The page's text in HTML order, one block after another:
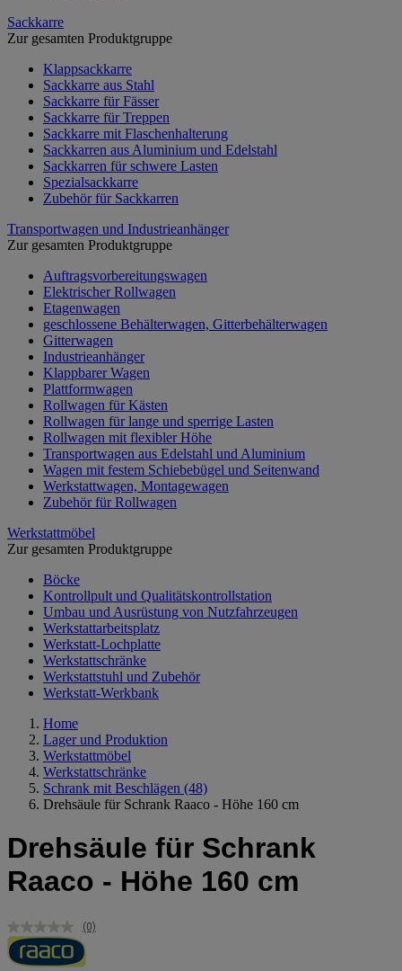
Sackkarre
Zur gesamten Produktgruppe
Klappsackkarre
Sackkarre aus Stahl
Sackkarre für Fässer
Sackkarre für Treppen
Sackkarre mit Flaschenhalterung
Sackkarren aus Aluminium und Edelstahl
Sackkarren für schwere Lasten
Spezialsackkarre
Zubehör für Sackkarren
Transportwagen und Industrieanhänger
Zur gesamten Produktgruppe
Auftragsvorbereitungswagen
Elektrischer Rollwagen
Etagenwagen
geschlossene Behälterwagen, Gitterbehälterwagen
Gitterwagen
Industrieanhänger
Klappbarer Wagen
Plattformwagen
Rollwagen für Kästen
Rollwagen für lange und sperrige Lasten
Rollwagen mit flexibler Höhe
Transportwagen aus Edelstahl und Aluminium
Wagen mit festem Schiebebügel und Seitenwand
Werkstattwagen, Montagewagen
Zubehör für Rollwagen
Werkstattmöbel
Zur gesamten Produktgruppe
Böcke
Kontrollpult und Qualitätskontrollstation
Umbau und Ausrüstung von Nutzfahrzeugen
Werkstattarbeitsplatz
Werkstatt-Lochplatte
Werkstattschränke
Werkstattstuhl und Zubehör
Werkstatt-Werkbank
Home
Lager und Produktion
Werkstattmöbel
Werkstattschränke
Schrank mit Beschlägen (48)
Drehsäule für Schrank Raaco - Höhe 160 cm
Drehsäule für Schrank
Raaco - Höhe 160 cm
Kein
Beurteilungswert.
Link
(0)